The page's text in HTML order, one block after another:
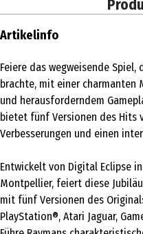
Artikelinfo
Feiere das wegweisende
brachte, mit einer charmanten
und herausforderndem
bietet fünf Versionen des Hits
Verbesserungen und einen
Entwickelt von Digital Eclipse
Montpellier, feiert diese
mit fünf Versionen des
PlayStation®, Atari Jaguar,